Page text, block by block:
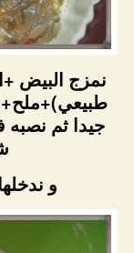
نمزج البيض
جيدا ثم
و